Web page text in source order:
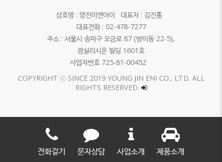
상호명 : 영진이앤아이 대표자 : 김진홍
대표전화 : 02-478-7277
주소 : 서울시 송파구 오금로 87 (방이동 22-5),
잠실리시온 빌딩 1601호
사업자번호 725-81-00452
COPYRIGHT ⓒ SINCE 2019 YOUNG JIN ENI CO., LTD. ALL
RIGHTS RESERVED.
전화걸기 문자상담 사업소개 제품소개